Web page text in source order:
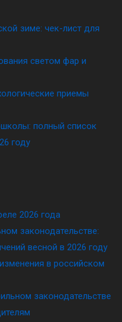
зиме: чек-лист для
светом фар и
приемы
полный список
году
2026 года
законодательстве:
весной в 2026 году
в российском
законодательстве